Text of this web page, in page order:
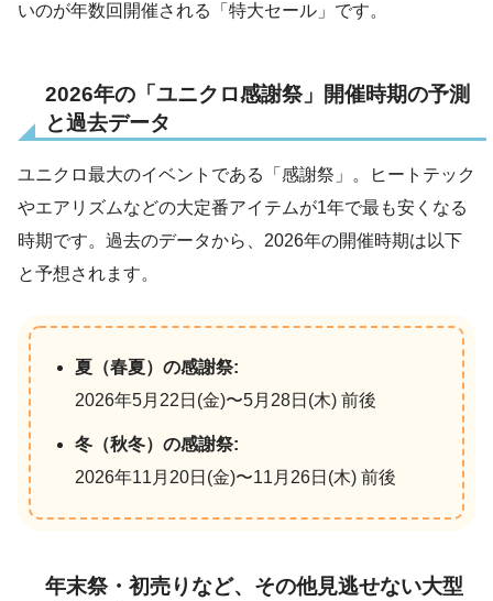
いのが年数回開催される「特大セール」です。
2026年の「ユニクロ感謝祭」開催時期の予測
と過去データ
ユニクロ最大のイベントである「感謝祭」。ヒートテック
やエアリズムなどの大定番アイテムが1年で最も安くなる
時期です。過去のデータから、2026年の開催時期は以下
と予想されます。
夏（春夏）の感謝祭:
2026年5月22日(金)〜5月28日(木) 前後
冬（秋冬）の感謝祭:
2026年11月20日(金)〜11月26日(木) 前後
年末祭・初売りなど、その他見逃せない大型